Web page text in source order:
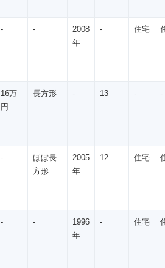
- -
2008
年
- 住宅
16万
円
長方形 - 13 - -
-
ほぼ長
方形
2005
年
12 住宅
- -
1996
年
- 住宅